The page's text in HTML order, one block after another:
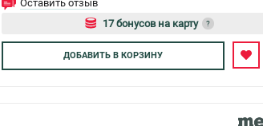
Оставить отзыв
17 бонусов на карту
?
Авторизуйтесь
ДОБАВИТЬВ КОРЗИНУ